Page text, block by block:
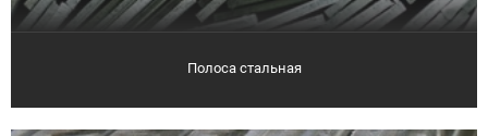
Полоса стальная